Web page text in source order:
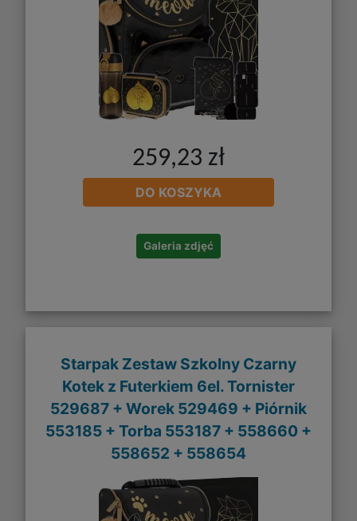
259,23 zł
DO KOSZYKA
Galeria zdjęć
Starpak Zestaw Szkolny Czarny
Kotek z Futerkiem 6el. Tornister
529687 + Worek 529469 + Piórnik
553185 + Torba 553187 + 558660 +
558652 + 558654